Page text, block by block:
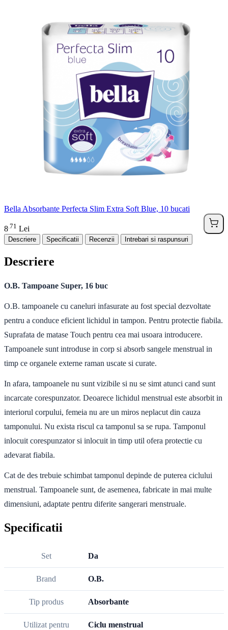
Bella Absorbante Perfecta Slim Extra Soft Blue, 10 bucati
8 71 Lei
Descriere Specificatii Recenzii Intrebari si raspunsuri
Descriere
O.B. Tampoane Super, 16 buc
O.B. tampoanele cu caneluri infasurate au fost special dezvoltate
pentru a conduce eficient lichidul in tampon. Pentru protectie fiabila.
Suprafata de matase Touch pentru cea mai usoara introducere.
Tampoanele sunt introduse in corp si absorb sangele menstrual in
timp ce organele externe raman uscate si curate.
In afara, tampoanele nu sunt vizibile si nu se simt atunci cand sunt
incarcate corespunzator. Deoarece lichidul menstrual este absorbit in
interiorul corpului, femeia nu are un miros neplacut din cauza
tamponului. Nu exista riscul ca tamponul sa se rupa. Tamponul
inlocuit corespunzator si inlocuit in timp util ofera protectie cu
adevarat fiabila.
Cat de des trebuie schimbat tamponul depinde de puterea ciclului
menstrual. Tampoanele sunt, de asemenea, fabricate in mai multe
dimensiuni, adaptate pentru diferite sangerari menstruale.
Specificatii
Set Da
Brand O.B.
Tip produs Absorbante
Utilizat pentru Ciclu menstrual